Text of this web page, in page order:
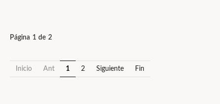
Página 1 de 2
Inicio Ant 1 2 Siguiente Fin